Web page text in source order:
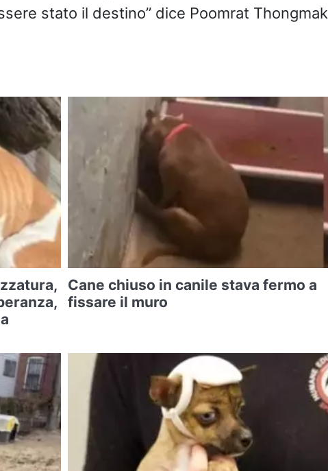
stato il destino” dice Poomrat Thongmak
Cane chiuso in canile stava fermo a
fissare il muro